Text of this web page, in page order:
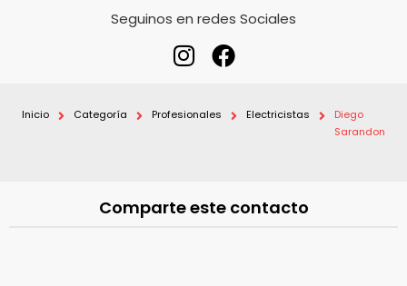
Seguinos en redes Sociales
Inicio Categoría Profesionales Electricistas
Diego
Sarandon
Comparte este contacto